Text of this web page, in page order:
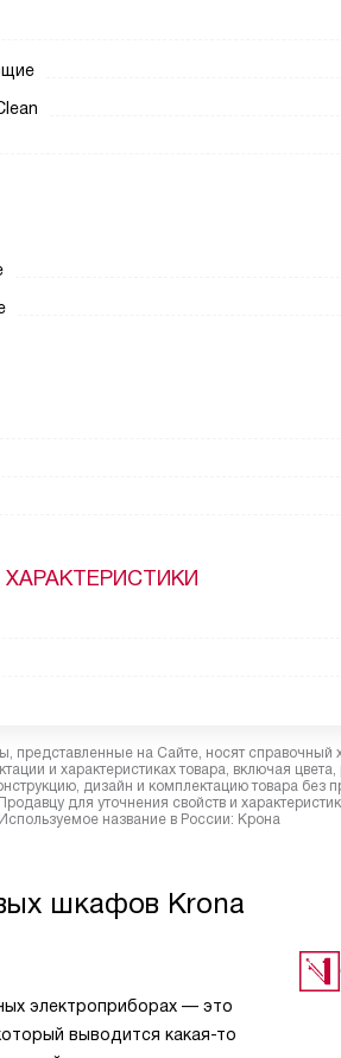
на Сайте, носят справочный
и характеристиках товара, включая
дизайн и комплектацию товара
для уточнения свойств и
название в России: Крона
шкафов Krona
электроприборах — это
выводится какая-то